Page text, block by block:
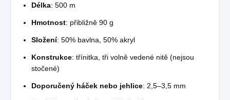
Délka: 500 m
Hmotnost: přibližně 90 g
Složení: 50% bavlna, 50% akryl
Konstrukce: třínitka, tři volně vedené nitě (nejsou
stočené)
Doporučený háček nebo jehlice: 2,5–3,5 mm